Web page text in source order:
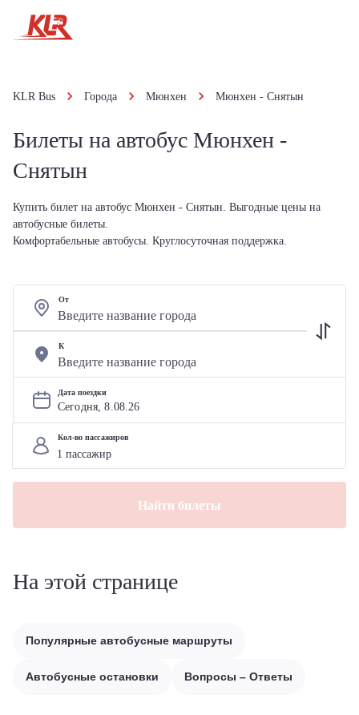
KLR Bus Города Мюнхен Мюнхен - Снятын
Билеты на автобус Мюнхен -
Снятын
Купить билет на автобус Мюнхен - Снятын. Выгодные цены на
автобусные билеты.
Комфортабельные автобусы. Круглосуточная поддержка.
От
К
Дата поездки
Сегодня, 8.08.26
Кол-во пассажиров
Найти билеты
На этой странице
Популярные автобусные маршруты
Автобусные остановки Вопросы – Ответы